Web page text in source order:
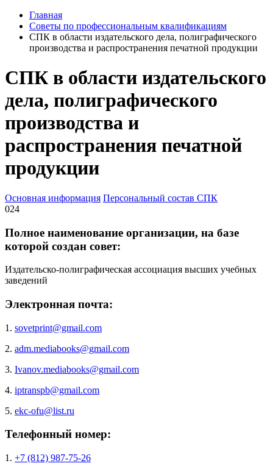
Главная
Советы по профессиональным квалификациям
СПК в области издательского дела, полиграфического
производства и распространения печатной продукции
СПК в области издательского
дела, полиграфического
производства и
распространения печатной
продукции
Основная информация Персональный состав СПК
024
Полное наименование организации, на базе
которой создан совет:
Издательско-полиграфическая ассоциация высших учебных
заведений
Электронная почта:
1. sovetprint@gmail.com
2. adm.mediabooks@gmail.com
3. Ivanov.mediabooks@gmail.com
4. iptranspb@gmail.com
5. ekc-ofu@list.ru
Телефонный номер:
1. +7 (812) 987-75-26